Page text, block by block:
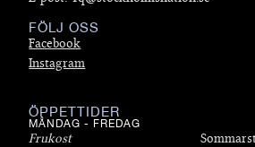
FÖLJ OSS
Facebook
Instagram
ÖPPETTIDER
MÅNDAG - FREDAG
Frukost